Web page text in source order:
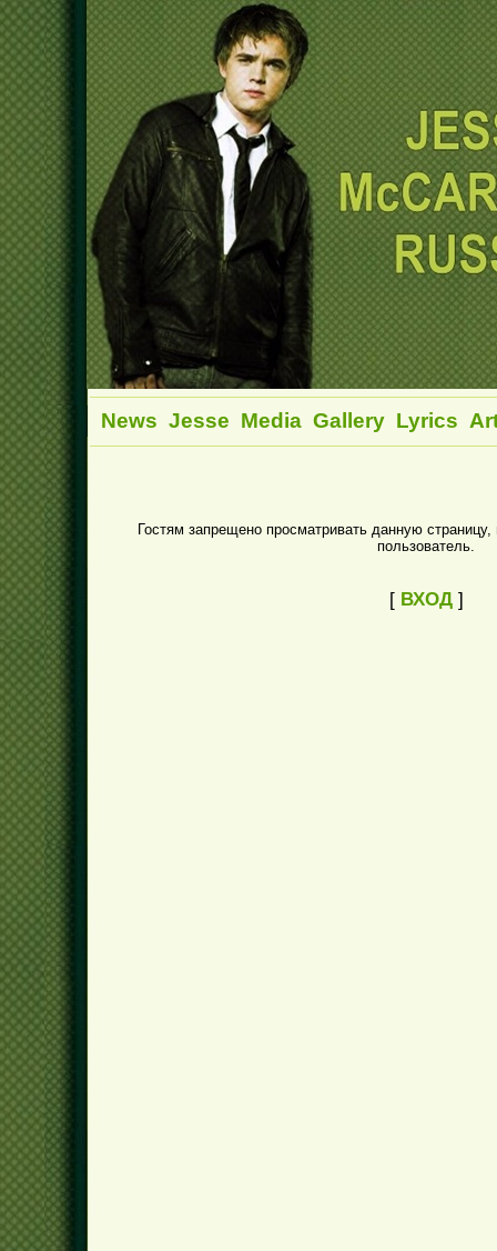
News Jesse Media Gallery Lyrics
Гостям запрещено просматривать данную
пользователь.
[ ВХОД]